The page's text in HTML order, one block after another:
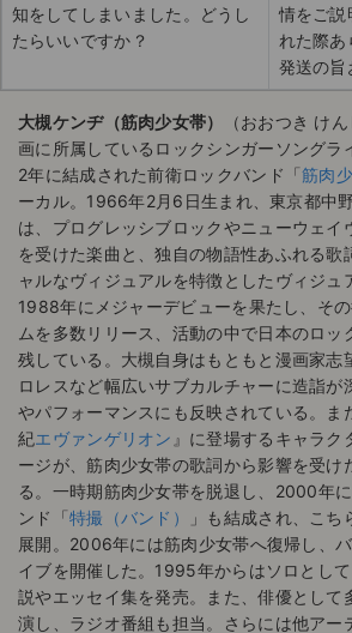
知をしてしまいました。どうし
たらいいですか？
情をご説
れた際あ
発送の旨
大槻ケンヂ（筋肉少女帯）
（おおつき け
画に所属しているロックシンガーソングラ
2年に結成された前衛ロックバンド「筋肉
ーカル。1966年2月6日生まれ、東京都中
は、プログレッシブロックやニューウェイ
を受けた楽曲と、独自の物語性あふれる歌
ャルなヴィジュアルを特徴としたヴィジュ
1988年にメジャーデビューを果たし、そ
ムを多数リリース、活動の中で日本のロッ
残している。大槻自身はもともと漫画家志
ロレスなど幅広いサブカルチャーに造詣が
やパフォーマンスにも反映されている。ま
紀エヴァンゲリオン 』に登場するキャラク
ージが、筋肉少女帯の歌詞から影響を受け
る。一時期筋肉少女帯を脱退し、2000年
ンド「特撮（バンド）
」も結成され、こ
展開。2006年には筋肉少女帯へ復帰し、
イブを開催した。1995年からはソロとし
説やエッセイ集を発売。また、俳優として
演し、ラジオ番組も担当。さらには他アー